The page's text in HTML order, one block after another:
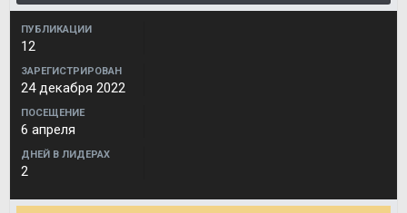
ПУБЛИКАЦИИ
12
ЗАРЕГИСТРИРОВАН
24 декабря 2022
ПОСЕЩЕНИЕ
6 апреля
ДНЕЙ В ЛИДЕРАХ
2